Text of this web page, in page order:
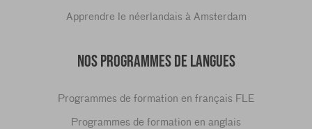
Apprendre le néerlandais à Amsterdam
NOS PROGRAMMES DE LANGUES
Programmes de formation en français FLE
Programmes de formation en anglais